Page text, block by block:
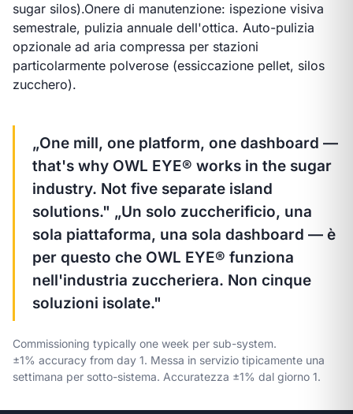
sugar silos).Onere di manutenzione: ispezione visiva
semestrale, pulizia annuale dell'ottica. Auto-pulizia
opzionale ad aria compressa per stazioni
particolarmente polverose (essiccazione pellet, silos
zucchero).
„One mill, one platform, one dashboard —
that's why OWL EYE® works in the sugar
industry. Not five separate island
solutions." „Un solo zuccherificio, una
sola piattaforma, una sola dashboard — è
per questo che OWL EYE® funziona
nell'industria zuccheriera. Non cinque
soluzioni isolate."
Commissioning typically one week per sub-system.
±1% accuracy from day 1. Messa in servizio tipicamente una
settimana per sotto-sistema. Accuratezza ±1% dal giorno 1.